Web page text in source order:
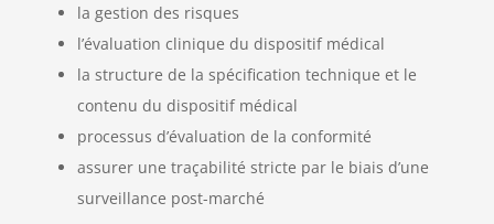
la gestion des risques
l’évaluation clinique du dispositif médical
la structure de la spécification technique et le
contenu du dispositif médical
processus d’évaluation de la conformité
assurer une traçabilité stricte par le biais d’une
surveillance post-marché